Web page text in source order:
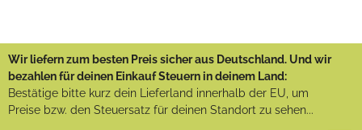
Wir liefern zum besten Preis sicher aus Deutschland. Und wir
bezahlen für deinen Einkauf Steuern in deinem Land:
Bestätige bitte kurz dein Lieferland innerhalb der EU, um
Preise bzw. den Steuersatz für deinen Standort zu sehen...